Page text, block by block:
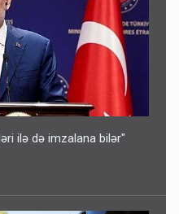
ilə də imzalana bilər"